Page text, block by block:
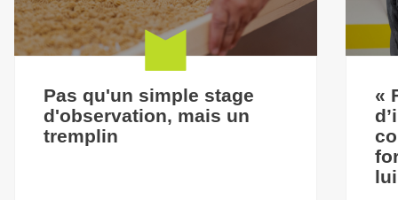
Pas qu'un simple stage
d'observation, mais un
tremplin
«